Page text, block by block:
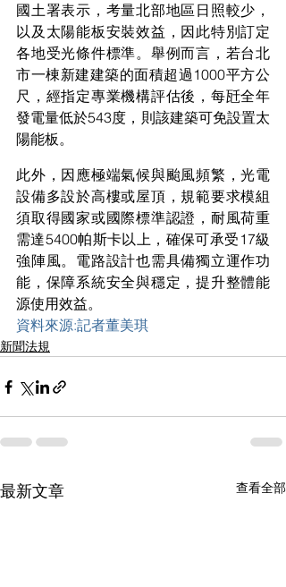
國土署表示，考量北部地區日照較少，
以及太陽能板安裝效益，因此特別訂定
各地受光條件標準。舉例而言，若台北
市一棟新建建築的面積超過1000平方公
尺，經指定專業機構評估後，每瓩全年
發電量低於543度，則該建築可免設置太
陽能板。
此外，因應極端氣候與颱風頻繁，光電
設備多設於高樓或屋頂，規範要求模組
須取得國家或國際標準認證，耐風荷重
需達5400帕斯卡以上，確保可承受17級
強陣風。電路設計也需具備獨立運作功
能，保障系統安全與穩定，提升整體能
源使用效益。
資料來源:記者董美琪
新聞法規
最新文章 查看全部